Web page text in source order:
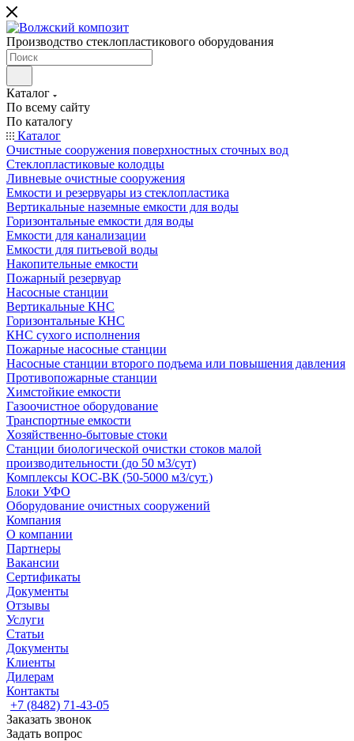
Производство стеклопластикового оборудования
Каталог
По всему сайту
По каталогу
Каталог
Очистные сооружения поверхностных сточных вод
Стеклопластиковые колодцы
Ливневые очистные сооружения
Емкости и резервуары из стеклопластика
Вертикальные наземные емкости для воды
Горизонтальные емкости для воды
Емкости для канализации
Емкости для питьевой воды
Накопительные емкости
Пожарный резервуар
Насосные станции
Вертикальные КНС
Горизонтальные КНС
КНС сухого исполнения
Пожарные насосные станции
Насосные cтанции второго подъема или повышения давления
Противопожарные станции
Химстойкие емкости
Газоочистное оборудование
Транспортные емкости
Хозяйственно-бытовые стоки
Станции биологической очистки стоков малой
производительности (до 50 м3/сут)
Комплексы КОС-ВК (50-5000 м3/сут.)
Блоки УФО
Оборудование очистных сооружений
Компания
О компании
Партнеры
Вакансии
Сертификаты
Документы
Отзывы
Услуги
Статьи
Документы
Клиенты
Дилерам
Контакты
+7 (8482) 71-43-05
Заказать звонок
Задать вопрос